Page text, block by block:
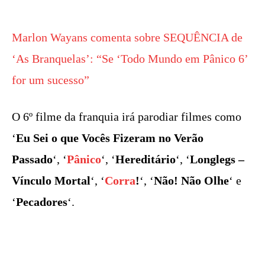
Marlon Wayans comenta sobre SEQUÊNCIA de
‘As Branquelas’: “Se ‘Todo Mundo em Pânico 6’
for um sucesso”
O 6º filme da franquia irá parodiar filmes como
‘Eu Sei o que Vocês Fizeram no Verão
Passado‘, ‘Pânico‘, ‘Hereditário‘, ‘Longlegs –
Vínculo Mortal‘, ‘Corra!‘, ‘Não! Não Olhe‘ e
‘Pecadores‘.